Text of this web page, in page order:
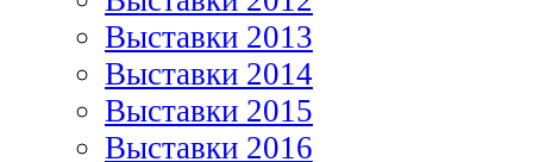
Выставки 2013
Выставки 2014
Выставки 2015
Выставки 2016